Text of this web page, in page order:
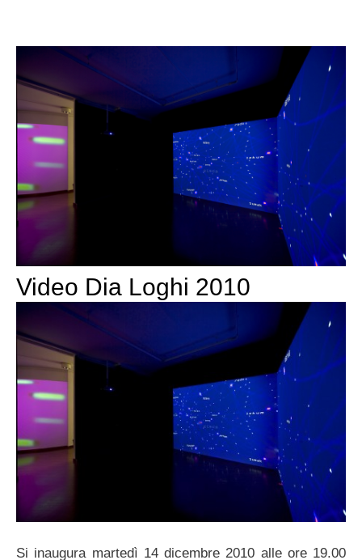
Video Dia Loghi 2010
Si inaugura martedì 14 dicembre 2010 alle ore 19.00